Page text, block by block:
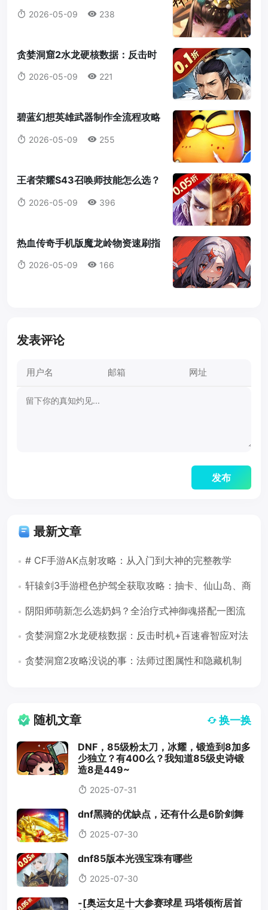
略：抽卡、仙山岛、商店三路并进
2026-05-09 238
贪婪洞窟2水龙硬核数据：反击时
机+百速睿智应对法（遗忘之穴
16-30层）
2026-05-09 221
碧蓝幻想英雄武器制作全流程攻略
2026：从零到C4职业属性觉醒
2026-05-09 255
王者荣耀S43召唤师技能怎么选？
别再无脑闪现了，新技能汇流为兵
这样带！
2026-05-09 396
热血传奇手机版魔龙岭物资速刷指
南（跨服活动52级开启）
2026-05-09 166
发表评论
最新文章
# CF手游AK点射攻略：从入门到大神的完整教学
轩辕剑3手游橙色护驾全获取攻略：抽卡、仙山岛、商
阴阳师萌新怎么选奶妈？全治疗式神御魂搭配一图流
贪婪洞窟2水龙硬核数据：反击时机+百速睿智应对法
贪婪洞窟2攻略没说的事：法师过图属性和隐藏机制
随机文章 换一换
DNF，85级粉太刀，冰耀，锻造到8加多
少独立？有400么？我知道85级史诗锻
造8是449~
2025-07-31
dnf黑骑的优缺点，还有什么是6阶剑舞
2025-07-30
dnf85版本光强宝珠有哪些
2025-07-30
-[奥运女足十大参赛球星 玛塔领衔居首